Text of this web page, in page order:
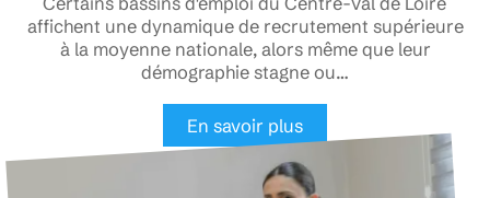
affichent une dynamique de recrutement supérieure
à la moyenne nationale, alors même que leur
démographie stagne ou…
En savoir plus